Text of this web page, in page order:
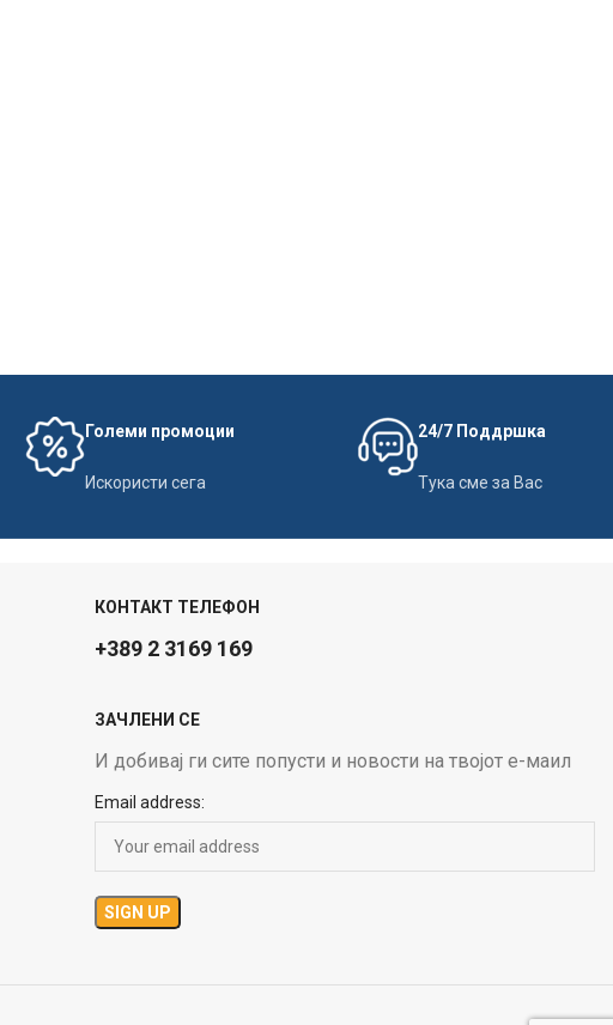
Големи промоции
Искористи сега
24/7 Поддршка
Тука сме за Вас
КОНТАКТ ТЕЛЕФОН
+389 2 3169 169
ЗАЧЛЕНИ СЕ
И добивај ги сите попусти и новости на твојот е-маил
Email address: